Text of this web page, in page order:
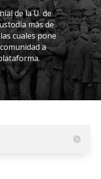
de la U. de
más de
cuales pone
a